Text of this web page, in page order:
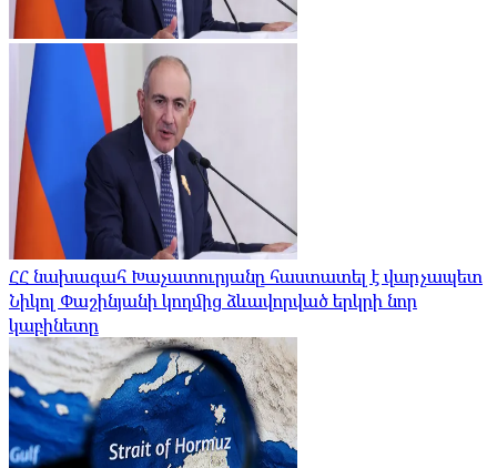
ՀՀ նախագահ Խաչատուրյանը հաստատել է վարչապետ
Նիկոլ Փաշինյանի կողմից ձևավորված երկրի նոր
կաբինետը